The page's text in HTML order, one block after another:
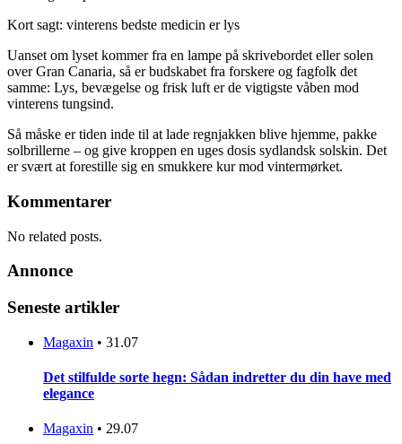
Kort sagt: vinterens bedste medicin er lys
Uanset om lyset kommer fra en lampe på skrivebordet eller solen
over Gran Canaria, så er budskabet fra forskere og fagfolk det
samme: Lys, bevægelse og frisk luft er de vigtigste våben mod
vinterens tungsind.
Så måske er tiden inde til at lade regnjakken blive hjemme, pakke
solbrillerne – og give kroppen en uges dosis sydlandsk solskin. Det
er svært at forestille sig en smukkere kur mod vintermørket.
Kommentarer
No related posts.
Annonce
Seneste artikler
Magaxin • 31.07
Det stilfulde sorte hegn: Sådan indretter du din have med
elegance
Magaxin • 29.07